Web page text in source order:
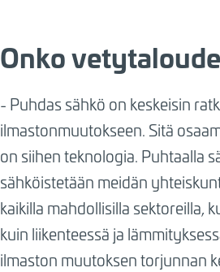
Onko
- Puhdas sähkö on keskeisin
ilmastonmuutokseen. Sitä
on siihen teknologia. Puhtaalla
sähköistetään meidän
kaikilla mahdollisilla sektoreilla,
kuin liikenteessä ja
ilmaston muutoksen torjunnan